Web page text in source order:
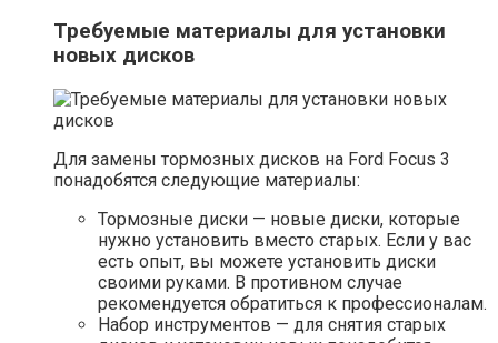
Требуемые материалы для установки
новых дисков
Для замены тормозных дисков на Ford Focus 3
понадобятся следующие материалы:
Тормозные диски — новые диски, которые
нужно установить вместо старых. Если у вас
есть опыт, вы можете установить диски
своими руками. В противном случае
рекомендуется обратиться к профессионалам.
Набор инструментов — для снятия старых